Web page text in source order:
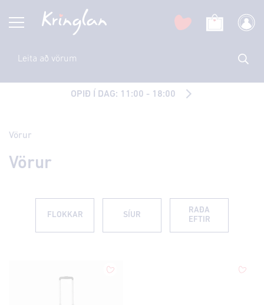
OPIÐ Í DAG: 11:00 - 18:00
Vörur
Vörur
FLOKKAR SÍUR
RAÐA
EFTIR